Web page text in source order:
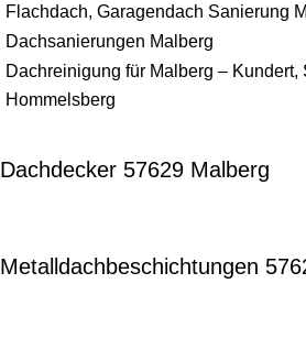
Flachdach, Garagendach Sanierung
Dachsanierungen Malberg
Dachreinigung für Malberg – Kundert,
Hommelsberg
Dachdecker 57629 Malberg
Metalldachbeschichtungen